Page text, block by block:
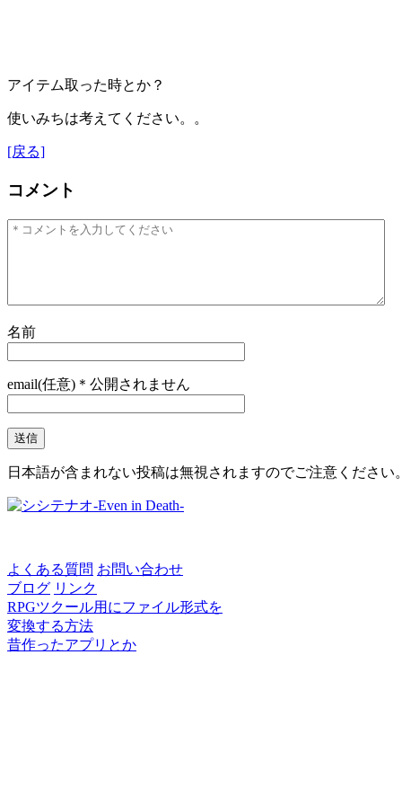
アイテム取った時とか？
使いみちは考えてください。。
[戻る]
コメント
名前
email(任意)＊公開されません
日本語が含まれない投稿は無視されますのでご注意ください
よくある質問 お問い合わせ
ブログ リンク
RPGツクール用にファイル形式を
変換する方法
昔作ったアプリとか